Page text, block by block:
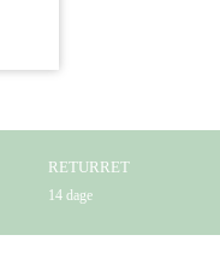
RETURRET
14 dage